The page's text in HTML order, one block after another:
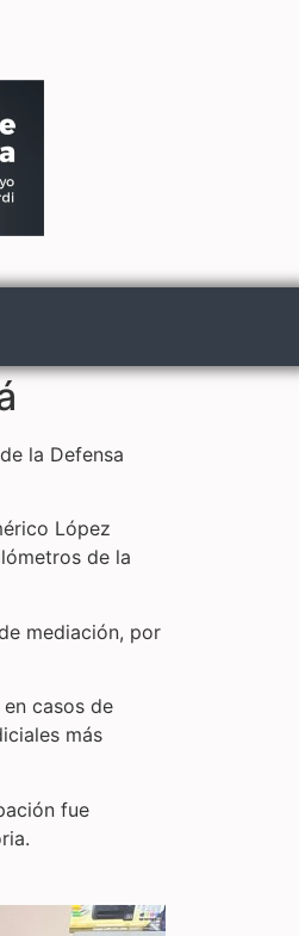
la Defensa
López
de la
mediación, por
casos de
más
fue